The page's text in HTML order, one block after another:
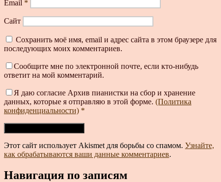
Email *
Сайт
Сохранить моё имя, email и адрес сайта в этом браузере для
последующих моих комментариев.
Сообщите мне по электронной почте, если кто-нибудь
ответит на мой комментарий.
Я даю согласие Архив пианистки на сбор и хранение
данных, которые я отправляю в этой форме. (Политика
конфиденциальности) *
Этот сайт использует Akismet для борьбы со спамом. Узнайте,
как обрабатываются ваши данные комментариев.
Навигация по записям